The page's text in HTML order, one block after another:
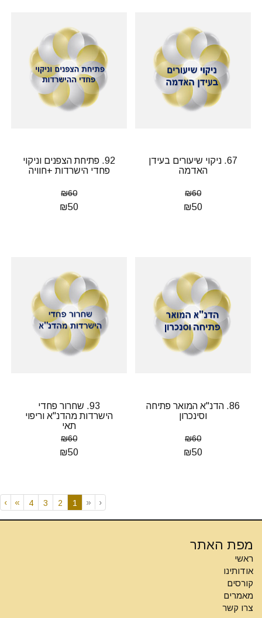
67. ניקוי שיעורים בעידן
האדמה
₪60
₪50
92. פתיחת הצפנים וניקוי
פחדי הישרדות +חוויה
₪60
₪50
86. הדנ"א המואר פתיחה
וסינכרון
₪60
₪50
93. שחרור פחדי
הישרדות מהדנ"א וריפוי
תאי
₪60
₪50
‹
«
1
2
3
4
»
›
מפת האתר
ראשי
אודותינו
קורסים
מאמרים
צרו קשר